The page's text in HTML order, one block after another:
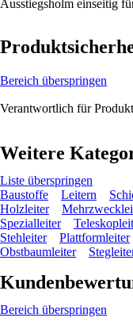
Ausstiegsholm einseitig
Bereich überspringen
Verantwortlich für
Weitere
Liste überspringen
Baustoffe
Leitern
Holzleiter
Spezialleiter
Stehleiter
Plattformleiter
Obstbaumleiter
Bereich überspringen